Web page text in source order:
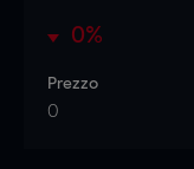
0%
Prezzo
0